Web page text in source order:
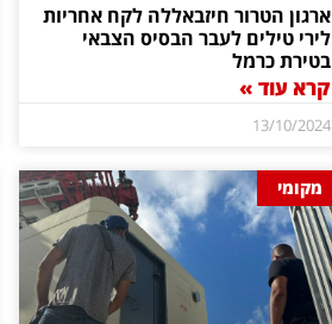
ארגון הטרור חיזבאללה לקח אחריות
לירי טילים לעבר הבסיס הצבאי
בטירת כרמל
קרא עוד »
13/10/2024
מקומי